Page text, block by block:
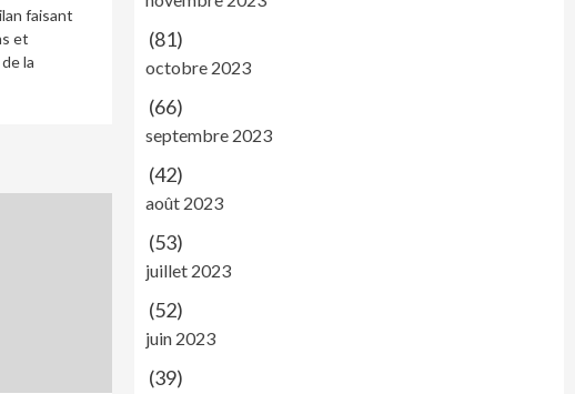
faisant
et
la
(81)
octobre 2023
(66)
septembre 2023
(42)
août 2023
(53)
juillet 2023
(52)
juin 2023
(39)